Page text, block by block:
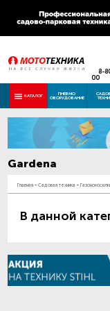
8-
00
КАТАЛОГ ПНЕВМО
ОБОРУДОВАНИЕ
Gardena
Главная - Садовая техника -
В данной